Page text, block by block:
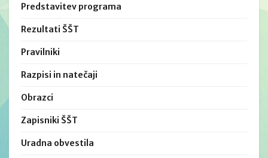
Predstavitev programa
Rezultati ŠŠT
Pravilniki
Razpisi in natečaji
Obrazci
Zapisniki ŠŠT
Uradna obvestila